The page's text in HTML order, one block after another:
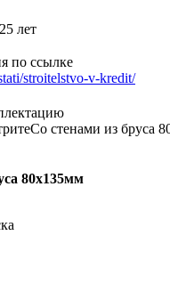
лет
по ссылке
stroitelstvo-v-kredit/
Со стенами из бруса
80х135мм